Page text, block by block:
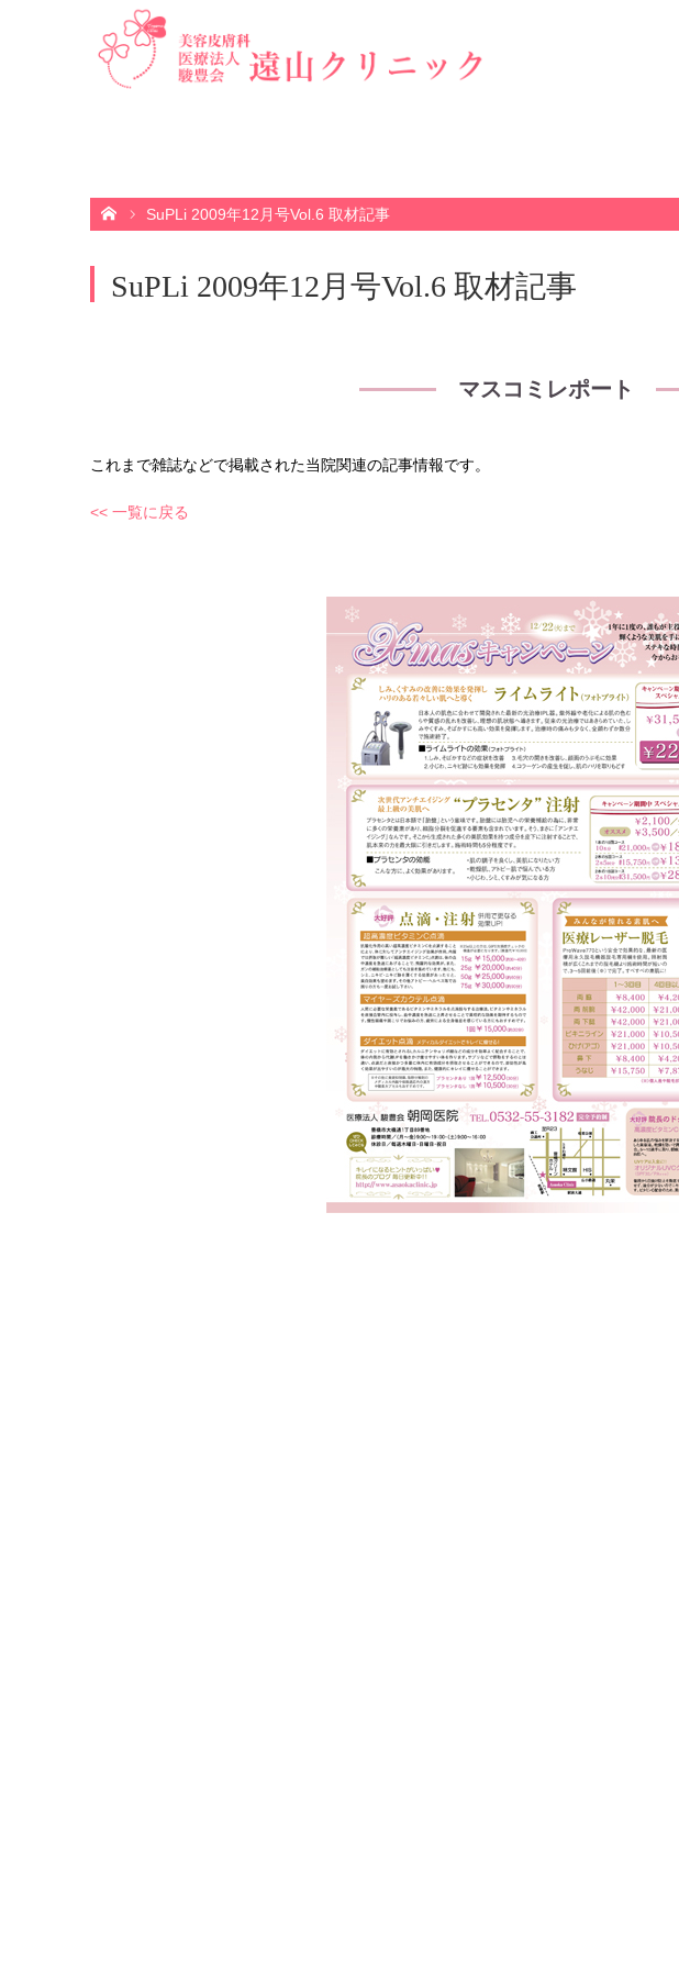
SuPLi 2009年12月号Vol.6 取材記事
SuPLi 2009年12月号Vol.6 取材記事
マスコミレポート
これまで雑誌などで掲載された当院関連の記事情報です。
<< 一覧に戻る